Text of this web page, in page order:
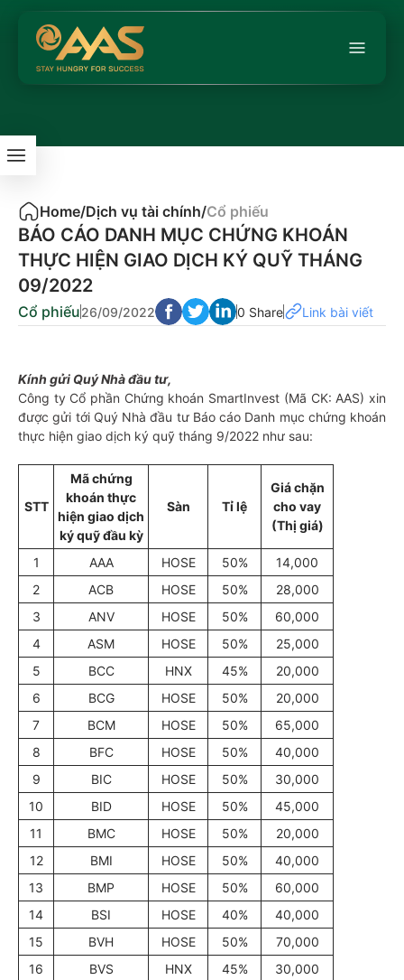
Home/Dịch vụ tài chính/Cổ phiếu
BÁO CÁO DANH MỤC CHỨNG KHOÁN
THỰC HIỆN GIAO DỊCH KÝ QUỸ THÁNG
09/2022
Cổ phiếu26/09/2022 0 Share Link bài viết
Kính gửi Quý Nhà đầu tư,
Công ty Cổ phần Chứng khoán SmartInvest (Mã CK: AAS) xin
được gửi tới Quý Nhà đầu tư Báo cáo Danh mục chứng khoán
thực hiện giao dịch ký quỹ tháng 9/2022 như sau:
STT
Mã chứng
khoán thực
hiện giao dịch
ký quỹ đầu kỳ
Sàn Tỉ lệ
Giá chặn
cho vay
(Thị giá)
1 AAA HOSE 50%
14,000
2
ACB HOSE 50%
28,000
3
ANV HOSE 50%
60,000
4
ASM HOSE 50%
25,000
5
BCC HNX 45%
20,000
6
BCG HOSE 50%
20,000
7
BCM HOSE 50%
65,000
8
BFC HOSE 50%
40,000
9
BIC HOSE 50%
30,000
10
BID HOSE 50%
45,000
11
BMC HOSE 50%
20,000
12
BMI HOSE 50%
40,000
13
BMP HOSE 50%
60,000
14
BSI HOSE 40%
40,000
15
BVH HOSE 50%
70,000
16
BVS HNX 45%
30,000